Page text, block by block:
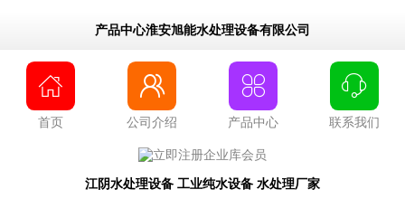
产品中心淮安旭能水处理设备有限公司

首页

公司介绍

产品中心

联系我们
江阴水处理设备 工业纯水设备 水处理厂家